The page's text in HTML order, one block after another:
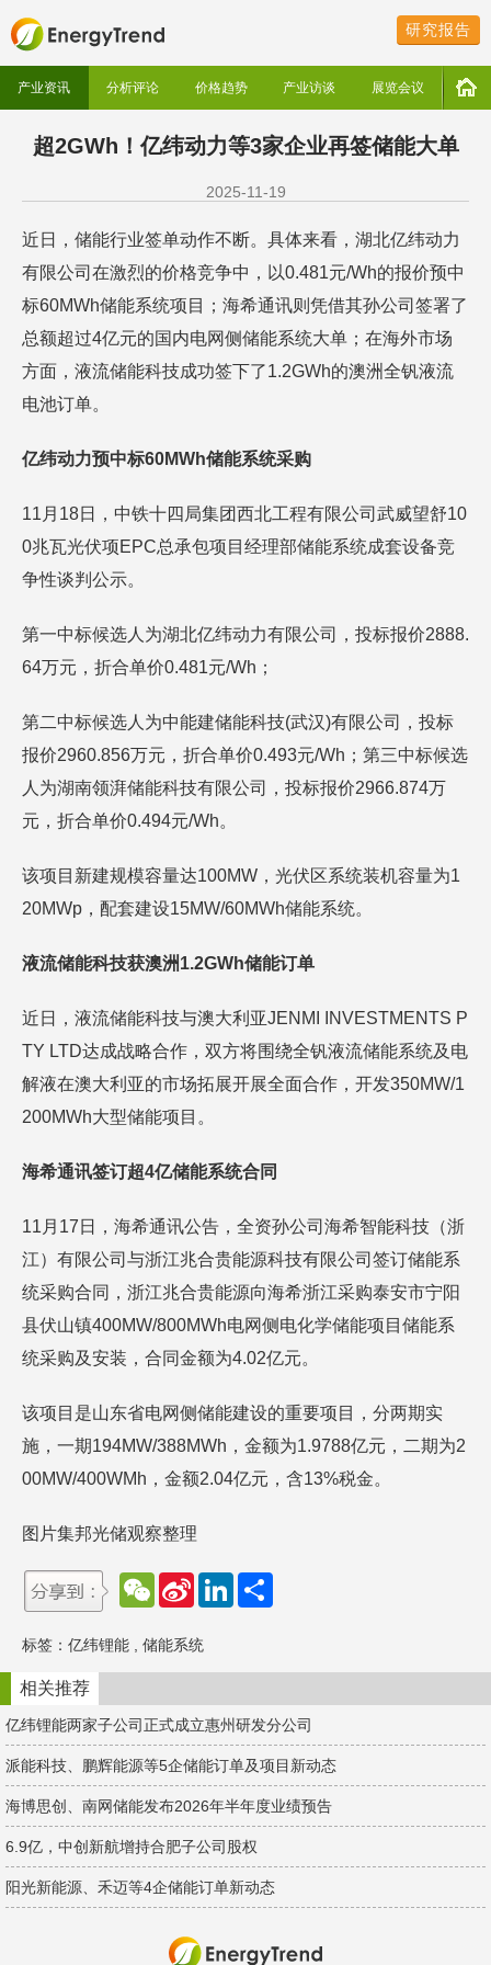
研究报告
产业资讯 分析评论 价格趋势 产业访谈 展览会议
超2GWh！亿纬动力等3家企业再签储能大单
2025-11-19
近日，储能行业签单动作不断。具体来看，湖北亿纬动力
有限公司在激烈的价格竞争中，以0.481元/Wh的报价预中
标60MWh储能系统项目；海希通讯则凭借其孙公司签署了
总额超过4亿元的国内电网侧储能系统大单；在海外市场
方面，液流储能科技成功签下了1.2GWh的澳洲全钒液流
电池订单。
亿纬动力预中标60MWh储能系统采购
11月18日，中铁十四局集团西北工程有限公司武威望舒10
0兆瓦光伏项EPC总承包项目经理部储能系统成套设备竞
争性谈判公示。
第一中标候选人为湖北亿纬动力有限公司，投标报价2888.
64万元，折合单价0.481元/Wh；
第二中标候选人为中能建储能科技(武汉)有限公司，投标
报价2960.856万元，折合单价0.493元/Wh；第三中标候选
人为湖南领湃储能科技有限公司，投标报价2966.874万
元，折合单价0.494元/Wh。
该项目新建规模容量达100MW，光伏区系统装机容量为1
20MWp，配套建设15MW/60MWh储能系统。
液流储能科技获澳洲1.2GWh储能订单
近日，液流储能科技与澳大利亚JENMI INVESTMENTS P
TY LTD达成战略合作，双方将围绕全钒液流储能系统及电
解液在澳大利亚的市场拓展开展全面合作，开发350MW/1
200MWh大型储能项目。
海希通讯签订超4亿储能系统合同
11月17日，海希通讯公告，全资孙公司海希智能科技（浙
江）有限公司与浙江兆合贵能源科技有限公司签订储能系
统采购合同，浙江兆合贵能源向海希浙江采购泰安市宁阳
县伏山镇400MW/800MWh电网侧电化学储能项目储能系
统采购及安装，合同金额为4.02亿元。
该项目是山东省电网侧储能建设的重要项目，分两期实
施，一期194MW/388MWh，金额为1.9788亿元，二期为2
00MW/400WMh，金额2.04亿元，含13%税金。
图片集邦光储观察整理
W
e
h
a
t
S
a
W
e
b
o
L
d
n
标签： 亿纬锂能 储能系统
相关推荐
亿纬锂能两家子公司正式成立惠州研发分公司
派能科技、鹏辉能源等5企储能订单及项目新动态
海博思创、南网储能发布2026年半年度业绩预告
6.9亿，中创新航增持合肥子公司股权
阳光新能源、禾迈等4企储能订单新动态